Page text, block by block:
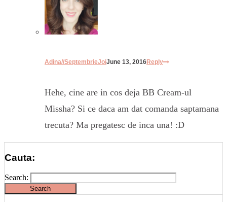
Adina//SeptembrieJoiJune 13, 2016Reply
Hehe, cine are in cos deja BB Cream-ul
Missha? Si ce daca am dat comanda saptamana
trecuta? Ma pregatesc de inca una! :D
Cauta:
Search: